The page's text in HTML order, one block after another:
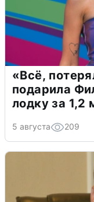
«Всё,
подарила
лодку за 1,2
5 августа 209